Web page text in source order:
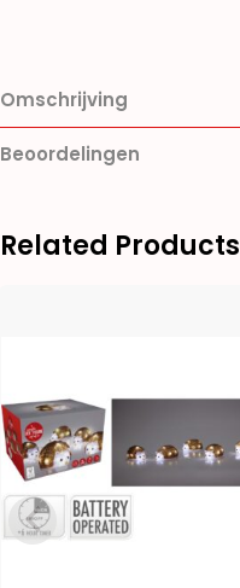
Omschrijving
Beoordelingen
Related Products